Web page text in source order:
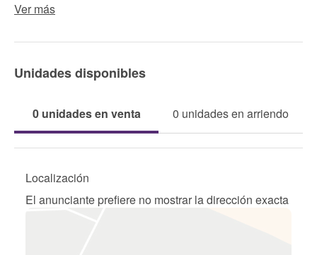
Ver más
Unidades disponibles
0 unidades en venta 0 unidades en arriendo
Localización
El anunciante prefiere no mostrar la dirección exacta